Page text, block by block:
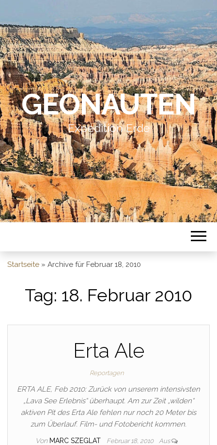
GEONAUTEN
Expedition Erde
Startseite » Archive für Februar 18, 2010
Tag: 18. Februar 2010
Erta Ale
Reportagen
ERTA ALE, Feb 2010: Zurück von unserem intensivsten
„Lava See Erlebnis“ überhaupt. Am zur Zeit „wilden“
aktiven Pit des Erta Ale fehlen nur noch 20 Meter bis
zum Überlauf. Film- und Fotobericht kommen.
Von MARC SZEGLAT Februar 18, 2010 Aus